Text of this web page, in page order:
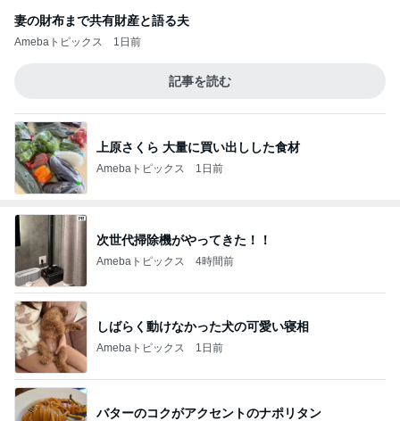
妻の財布まで共有財産と語る夫
Amebaトピックス 1日前
記事を読む
上原さくら 大量に買い出しした食材
Amebaトピックス 1日前
次世代掃除機がやってきた！！
Amebaトピックス 4時間前
しばらく動けなかった犬の可愛い寝相
Amebaトピックス 1日前
バターのコクがアクセントのナポリタン